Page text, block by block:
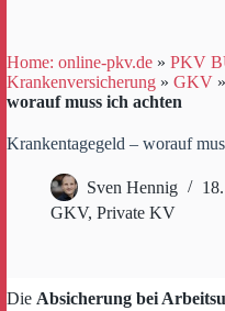
Home: online-pkv.de » PKV
Krankenversicherung » GKV »
worauf muss ich achten
Krankentagegeld – worauf
Sven Hennig
GKV, Private KV
Die Absicherung bei